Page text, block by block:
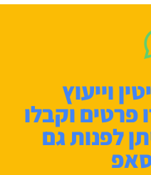
וייעוץ
פרטים וקבלו
לפנות גם